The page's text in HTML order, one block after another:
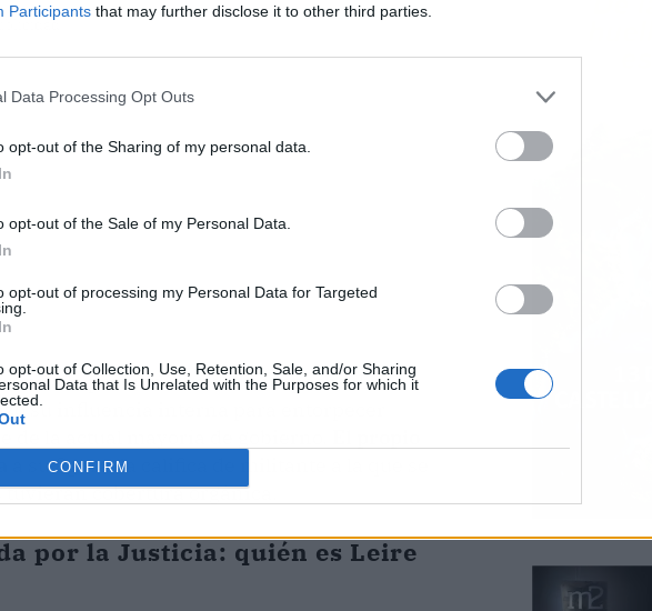
Participants that may further disclose it to other third parties.
Data Processing Opt Outs
opt-out of the Sharing of my personal data.
opt-out of the Sale of my Personal Data.
opt-out of processing my Personal Data for Targeted
opt-out of Collection, Use, Retention, Sale, and/or Sharing
Data that Is Unrelated with the Purposes for which it
CONFIRM
la profundidad de la sospecha. Los
su influencia interna para entorpecer
de la actual mayoría de gobierno.
a su figura: la califica de militante a la que se
cobertura orgánica.
por la Justicia: quién es Leire